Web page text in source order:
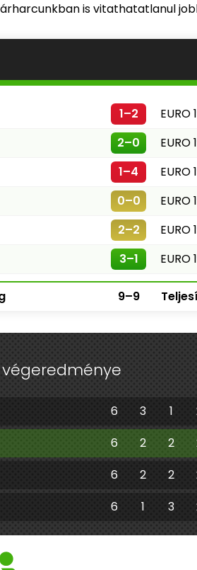
is vitathatatlanul
1–2
2–0
1–4
0–0
2–2
3–1
9–9
6 3 1
6 2 2
6 2 2
6 1 3